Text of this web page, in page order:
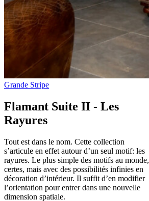
Flamant Suite II - Les
Rayures
Tout est dans le nom. Cette collection
s’articule en effet autour d’un seul motif: les
rayures. Le plus simple des motifs au monde,
certes, mais avec des possibilités infinies en
décoration d’intérieur. Il suffit d’en modifier
l’orientation pour entrer dans une nouvelle
dimension spatiale.